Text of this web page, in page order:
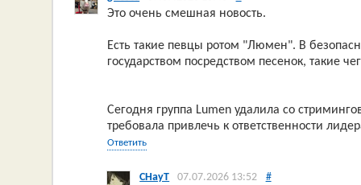
Это очень смешная новость.
Есть такие певцы ротом "Люмен". В
государством посредством песенок, такие
Сегодня группа Lumen удалила со
требовала привлечь к ответственности
Ответить
CHayT 07.07.2026 13:52 #